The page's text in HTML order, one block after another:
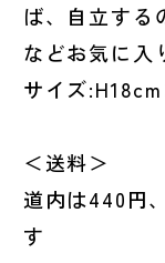
ば、自立する
などお気に入
サイズ
＜送料＞
道内は440円
す